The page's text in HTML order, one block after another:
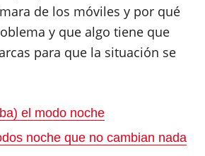
de los móviles y por qué
y que algo tiene que
para que la situación se
el modo noche
noche que no cambian nada